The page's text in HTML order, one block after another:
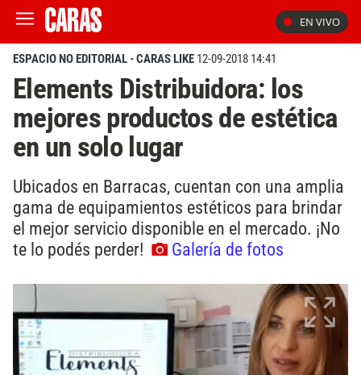
EN VIVO
ESPACIO NO EDITORIAL - CARAS LIKE 12-09-2018 14:41
Elements Distribuidora: los
mejores productos de estética
en un solo lugar
Ubicados en Barracas, cuentan con una amplia
gama de equipamientos estéticos para brindar
el mejor servicio disponible en el mercado. ¡No
te lo podés perder!
Galería de fotos